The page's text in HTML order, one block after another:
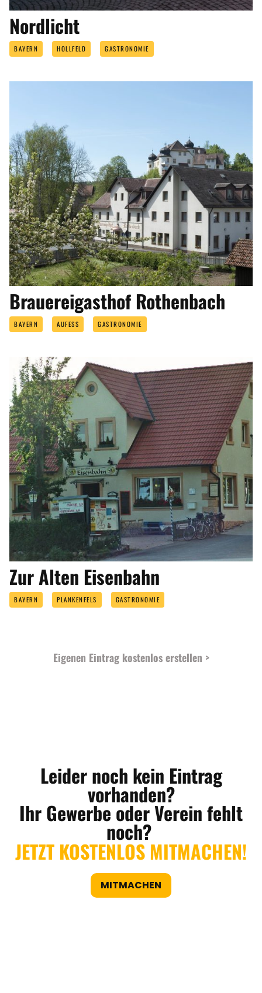
Nordlicht
BAYERN HOLLFELD GASTRONOMIE
Brauereigasthof Rothenbach
BAYERN AUFESS GASTRONOMIE
Zur Alten Eisenbahn
BAYERN PLANKENFELS GASTRONOMIE
Eigenen Eintrag kostenlos erstellen >
Leider noch kein Eintrag
vorhanden?
Ihr Gewerbe oder Verein fehlt
noch?
JETZT KOSTENLOS MITMACHEN!
MITMACHEN